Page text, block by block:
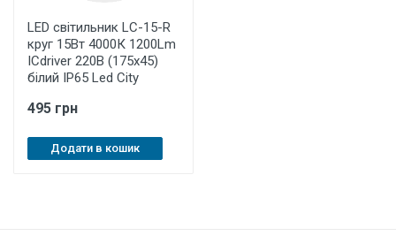
LED світильник LC-15-R
круг 15Вт 4000К 1200Lm
ICdriver 220В (175х45)
білий IР65 Led City
495 грн
Додати в кошик